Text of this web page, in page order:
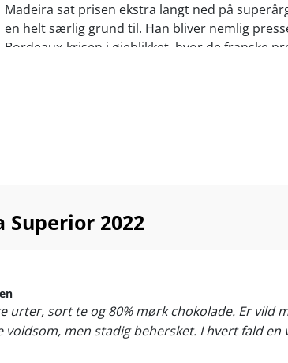
Madeira sat prisen ekstra langt ned på
en helt særlig grund til. Han bliver nemlig
Bordeaux-krisen i øjeblikket, hvor de franske
og rivaliserer med store spanske kultvine fra
...
2022
urter, sort te og 80% mørk chokolade. Er
voldsom, men stadig behersket. I hvert fald